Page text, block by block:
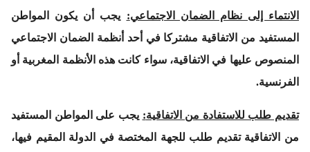
الانتماء إلى نظام الضمان الاجتماعي: يجب أن يكون المواطن
المستفيد من الاتفاقية مشتركا في أحد أنظمة الضمان الاجتماعي
المنصوص عليها في الاتفاقية، سواء كانت هذه الأنظمة المغربية أو
الفرنسية.
تقديم طلب للاستفادة من الاتفاقية: يجب على المواطن المستفيد
من الاتفاقية تقديم طلب للجهة المختصة في الدولة المقيم فيها،